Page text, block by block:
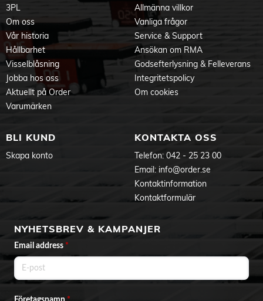
3PL
Om oss
Vår historia
Hållbarhet
Visselblåsning
Jobba hos oss
Aktuellt på Order
Varumärken
Allmänna villkor
Vanliga frågor
Service & Support
Ansökan om RMA
Godsefterlysning & Felleverans
Integritetspolicy
Om cookies
BLI KUND
Skapa konto
KONTAKTA OSS
Telefon: 042 - 25 23 00
Email: info@order.se
Kontaktinformation
Kontaktformulär
NYHETSBREV & KAMPANJER
Email address *